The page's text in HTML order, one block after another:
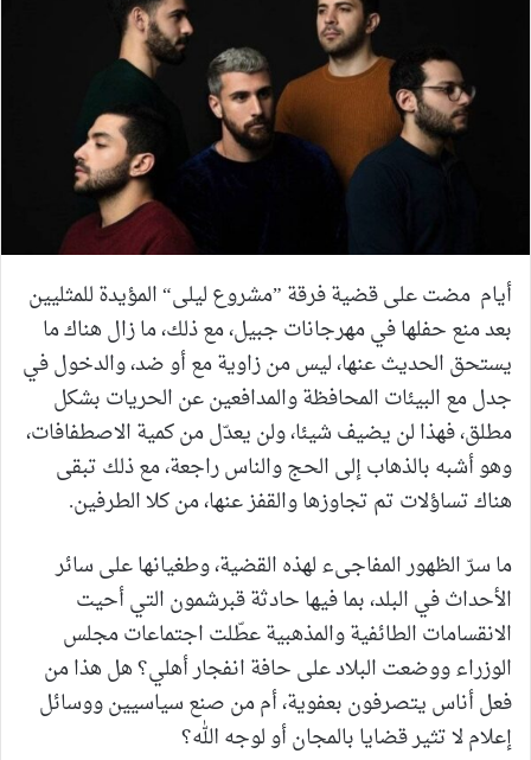
أيام مضت على قضية فرقة ”مشروع ليلى“ المؤيدة للمثليين
بعد منع حفلها في مهرجانات جبيل، مع ذلك، ما زال هناك ما
يستحق الحديث عنها، ليس من زاوية مع أو ضد، والدخول في
جدل مع البيئات المحافظة والمدافعين عن الحريات بشكل
مطلق، فهذا لن يضيف شيئا، ولن يعدّل من كمية الاصطفافات،
وهو أشبه بالذهاب إلى الحج والناس راجعة، مع ذلك تبقى
هناك تساؤلات تم تجاوزها والقفز عنها، من كلا الطرفين.
ما سرّ الظهور المفاجىء لهذه القضية، وطغيانها على سائر
الأحداث في البلد، بما فيها حادثة قبرشمون التي أحيت
الانقسامات الطائفية والمذهبية عطّلت اجتماعات مجلس
الوزراء ووضعت البلاد على حافة انفجار أهلي؟ هل هذا من
فعل أناس يتصرفون بعفوية، أم من صنع سياسيين ووسائل
إعلام لا تثير قضايا بالمجان أو لوجه الله؟